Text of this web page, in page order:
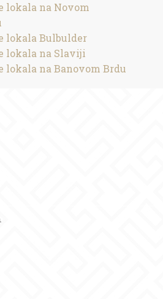
lokala na Novom
lokala Bulbulder
lokala na Slaviji
lokala na Banovom Brdu